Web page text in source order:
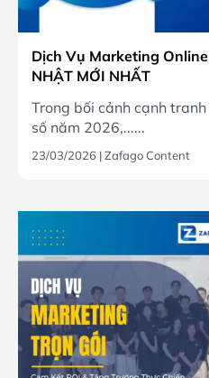
Dịch Vụ Marketing
NHẬT MỚI NHẤT
Trong bối cảnh cạnh
số năm 2026,......
23/03/2026 |Zafago Content